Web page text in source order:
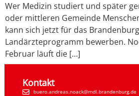
Wer Medizin studiert und später
oder mittleren Gemeinde
kann sich jetzt für das
Landärzteprogramm bewerben.
Februar läuft die […]
Kontakt
buero.andreas.noack@mdl.brandenburg.de